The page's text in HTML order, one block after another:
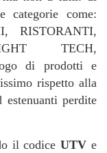
categorie come:
RISTORANTI,
TECH,
di prodotti e
rispetto alla
perdite
il codiceUTV e